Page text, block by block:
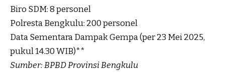
Biro SDM: 8 personel
Polresta Bengkulu: 200 personel
Data Sementara Dampak Gempa (per 23 Mei 2025,
pukul 14.30 WIB)**
Sumber: BPBD Provinsi Bengkulu